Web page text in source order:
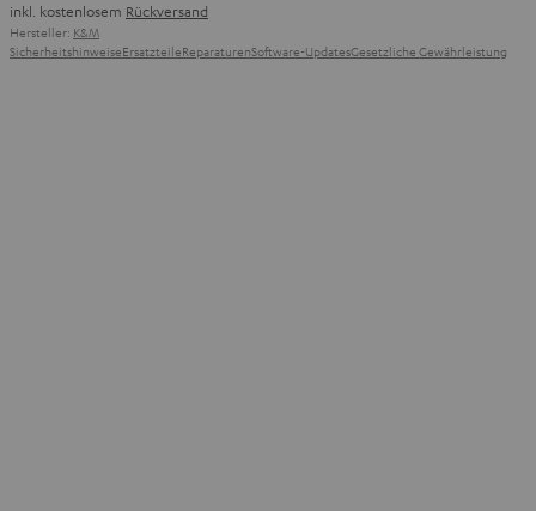
inkl. kostenlosem Rückversand
Hersteller: K&M
SicherheitshinweiseErsatzteileReparaturenSoftware-UpdatesGesetzliche Gewährleistung